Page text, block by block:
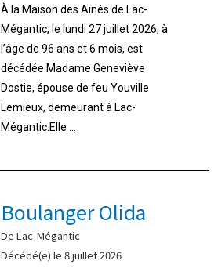
À la Maison des Ainés de Lac-
Mégantic, le lundi 27 juillet 2026, à
l’âge de 96 ans et 6 mois, est
décédée Madame Geneviève
Dostie, épouse de feu Youville
Lemieux, demeurant à Lac-
Mégantic.Elle ...
Boulanger Olida
De Lac-Mégantic
Décédé(e) le 8 juillet 2026